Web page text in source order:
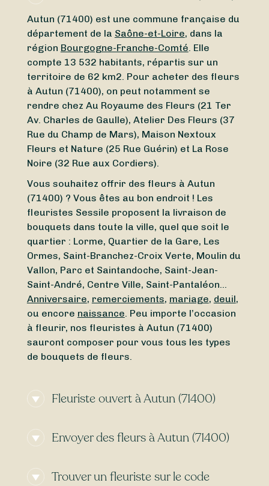
Autun (71400) est une commune française du
département de la Saône-et-Loire, dans la
région Bourgogne-Franche-Comté. Elle
compte 13 532 habitants, répartis sur un
territoire de 62 km2. Pour acheter des fleurs
à Autun (71400), on peut notamment se
rendre chez Au Royaume des Fleurs (21 Ter
Av. Charles de Gaulle), Atelier Des Fleurs (37
Rue du Champ de Mars), Maison Nextoux
Fleurs et Nature (25 Rue Guérin) et La Rose
Noire (32 Rue aux Cordiers).
Vous souhaitez offrir des fleurs à Autun
(71400) ? Vous êtes au bon endroit ! Les
fleuristes Sessile proposent la livraison de
bouquets dans toute la ville, quel que soit le
quartier : Lorme, Quartier de la Gare, Les
Ormes, Saint-Branchez-Croix Verte, Moulin du
Vallon, Parc et Saintandoche, Saint-Jean-
Saint-André, Centre Ville, Saint-Pantaléon…
Anniversaire, remerciements, mariage, deuil,
ou encore naissance. Peu importe l’occasion
à fleurir, nos fleuristes à Autun (71400)
sauront composer pour vous tous les types
de bouquets de fleurs.
Fleuriste ouvert à Autun (71400)
à Autun (71400) ou un fleuriste ouvert en ce
autour de Autun (71400), même ledimanche
Envoyer des fleurs à Autun (71400)
proposent lalivraison express, vous
Trouver un fleuriste sur le code